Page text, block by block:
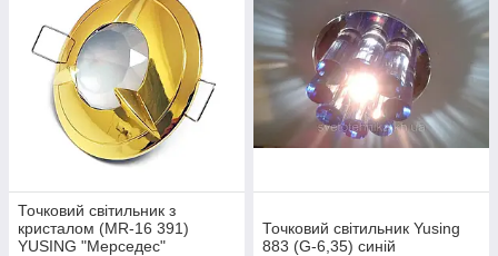
Точковий світильник з
кристалом (MR-16 391)
YUSING "Мерседес"
Точковий світильник Yusing
883 (G-6,35) синій